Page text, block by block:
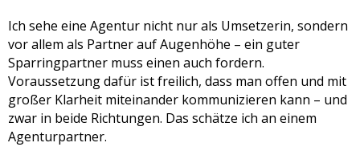
Ich sehe eine Agentur nicht nur als Umsetzerin, sondern
vor allem als Partner auf Augenhöhe – ein guter
Sparringpartner muss einen auch fordern.
Voraussetzung dafür ist freilich, dass man offen und mit
großer Klarheit miteinander kommunizieren kann – und
zwar in beide Richtungen. Das schätze ich an einem
Agenturpartner.